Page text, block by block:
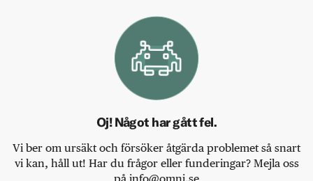
Oj! Något har gått fel.
Vi ber om ursäkt och försöker åtgärda problemet så snart
vi kan, håll ut! Har du frågor eller funderingar? Mejla oss